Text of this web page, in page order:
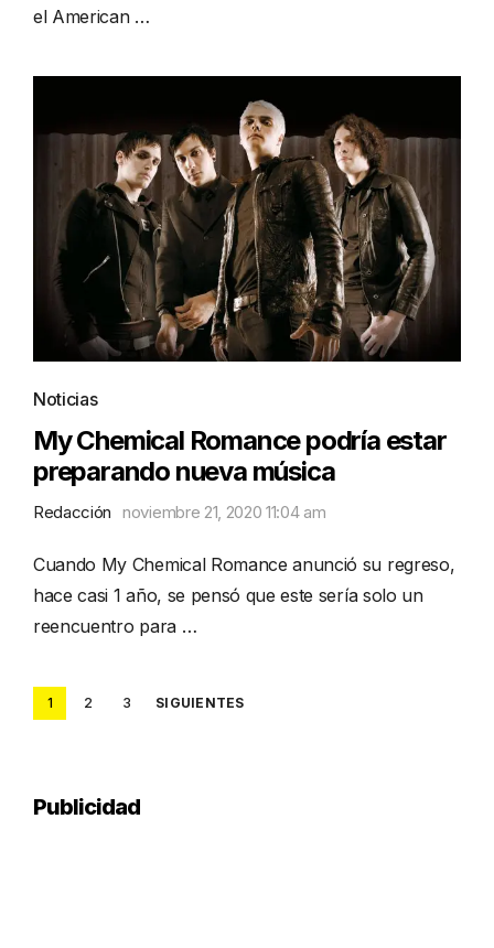
el American …
Noticias
My Chemical Romance podría estar
preparando nueva música
Redacción noviembre 21, 2020 11:04 am
Cuando My Chemical Romance anunció su regreso,
hace casi 1 año, se pensó que este sería solo un
reencuentro para …
Posts
1 2 3 SIGUIENTES
Publicidad